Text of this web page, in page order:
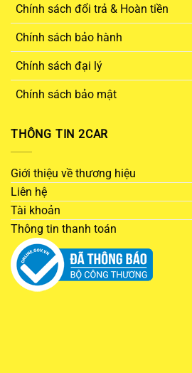
Chính sách đổi trả & Hoàn tiền
Chính sách bảo hành
Chính sách đại lý
Chính sách bảo mật
THÔNG TIN 2CAR
Giới thiệu về thương hiệu
Liên hệ
Tài khoản
Thông tin thanh toán